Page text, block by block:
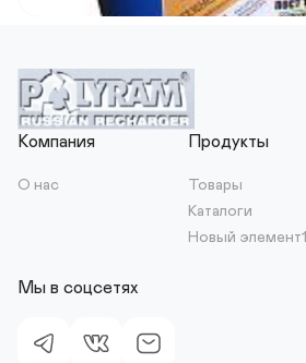
Компания
О нас
Продукты
Товары
Каталоги
Новый элемент1
Мы в соцсетях